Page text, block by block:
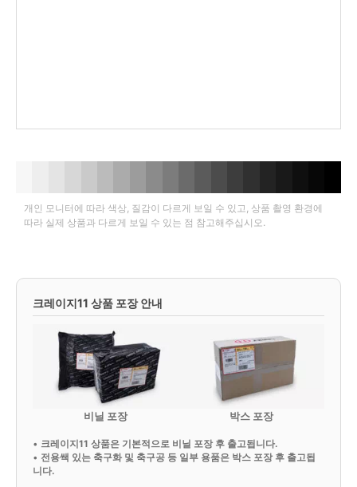
개인 모니터에 따라 색상, 질감이 다르게 보일 수 있고, 상품 촬영 환경에
따라 실제 상품과 다르게 보일 수 있는 점 참고해주십시오.
크레이지11 상품 포장 안내
비닐 포장 박스 포장
• 크레이지11 상품은 기본적으로 비닐 포장 후 출고됩니다.
• 전용쌕 있는 축구화 및 축구공 등 일부 용품은 박스 포장 후 출고됩
니다.